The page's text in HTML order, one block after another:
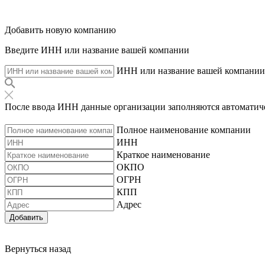
Добавить новую компанию
Введите ИНН или название вашей компании
ИНН или название вашей компании
После ввода ИНН данные организации заполняются
Полное наименование компании
ИНН
Краткое наименование
ОКПО
ОГРН
КПП
Адрес
Добавить
Вернуться назад